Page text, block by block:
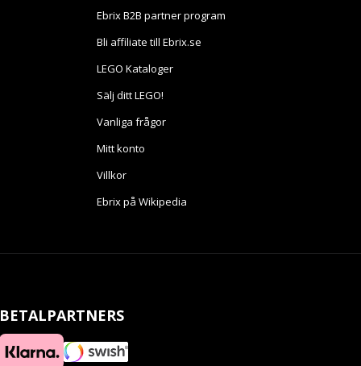
Ebrix B2B partner program
Bli affiliate till Ebrix.se
LEGO Kataloger
Sälj ditt LEGO!
Vanliga frågor
Mitt konto
Villkor
Ebrix på Wikipedia
BETALPARTNERS